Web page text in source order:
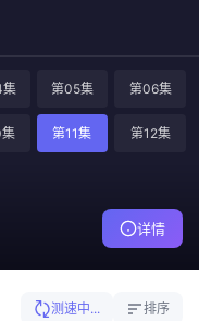
第05集 第06集
第11集 第12集
详情
测速中... 排序